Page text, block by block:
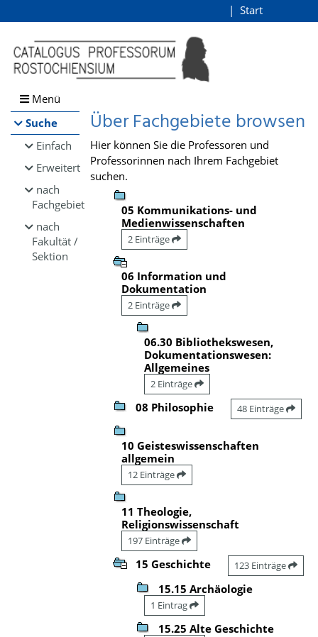
Browsen
direkt zum Inhalt
Start
Menü
Suche
Einfach
Erweitert
nach
Fachgebiet
nach
Fakultät /
Sektion
Über Fachgebiete browsen
Hier können Sie die Professoren und
Professorinnen nach Ihrem Fachgebiet
suchen.
05 Kommunikations- und
Medienwissenschaften
2 Einträge
06 Information und
Dokumentation
2 Einträge
06.30 Bibliothekswesen,
Dokumentationswesen:
Allgemeines
2 Einträge
08 Philosophie 48 Einträge
10 Geisteswissenschaften
allgemein
12 Einträge
11 Theologie,
Religionswissenschaft
197 Einträge
15 Geschichte 123 Einträge
15.15 Archäologie
1 Eintrag
15.25 Alte Geschichte